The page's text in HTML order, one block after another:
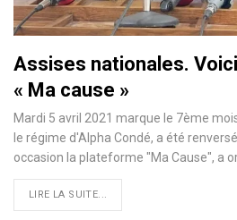
Assises nationales.
« Ma cause »
Mardi 5 avril 2021 marque le 7ème
le régime d'Alpha Condé, a été
occasion la plateforme "Ma Cause", a
LIRE LA SUITE...